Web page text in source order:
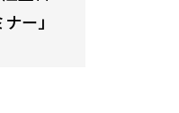
ー」